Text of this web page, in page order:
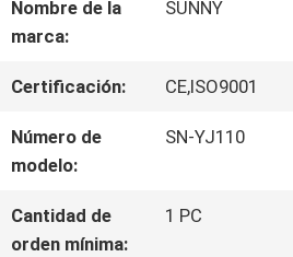
VIAJE
DE
LA
FÁBRICA
Nombre de la
marca:
SUNNY
Certificación: CE,ISO9001
Número de
modelo:
SN-YJ110
Cantidad de
orden mínima:
1 PC